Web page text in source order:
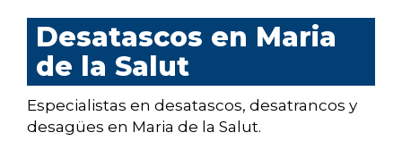
Desatascos en Maria
de la Salut
Especialistas en desatascos, desatrancos y
desagües en Maria de la Salut.